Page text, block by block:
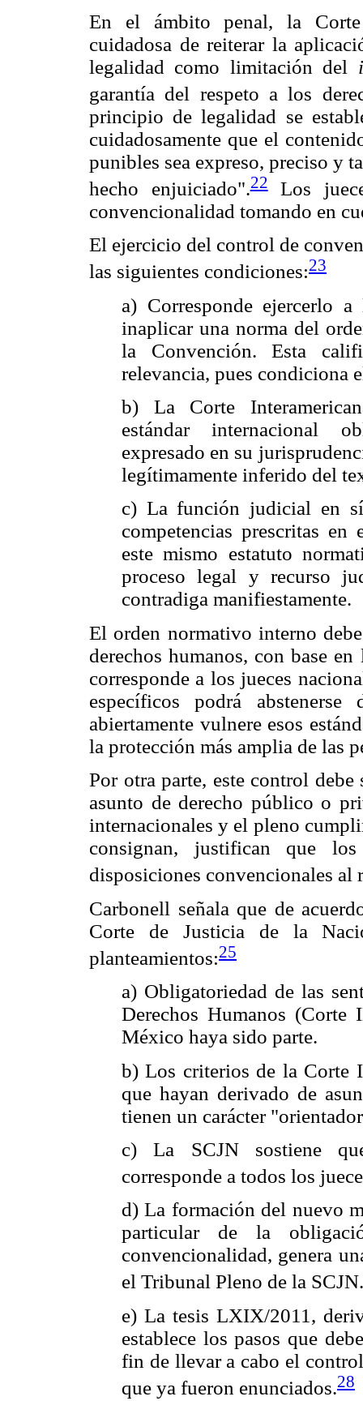
En el ámbito penal, la Corte
cuidadosa de reiterar la
legalidad como limitación del
garantía del respeto a los
principio de legalidad se
cuidadosamente que el
punibles sea expreso, preciso y
hecho enjuiciado".22Los
convencionalidad tomando en
El ejercicio del control de
las siguientes condiciones:23
a) Corresponde ejercerlo
inaplicar una norma del
la Convención. Esta
relevancia, pues condiciona
b) La Corte
estándar internacional
expresado en su
legítimamente inferido del
c) La función judicial en
competencias prescritas
este mismo estatuto
proceso legal y recurso
contradiga manifiestamente.
El orden normativo interno
derechos humanos, con base
corresponde a los jueces
específicos podrá
abiertamente vulnere esos
la protección más amplia de las
Por otra parte, este control
asunto de derecho público o
internacionales y el pleno
consignan, justifican que
disposiciones convencionales
Carbonell señala que de
Corte de Justicia de la
planteamientos:25
a) Obligatoriedad de las
Derechos Humanos (Corte
México haya sido parte.
b) Los criterios de la Corte
que hayan derivado de
tienen un carácter
c) La SCJN sostiene
corresponde a todos los
d) La formación del nuevo
particular de la
convencionalidad, genera
el Tribunal Pleno de la SCJN.
e) La tesis LXIX/2011,
establece los pasos que
fin de llevar a cabo el
que ya fueron enunciados.28